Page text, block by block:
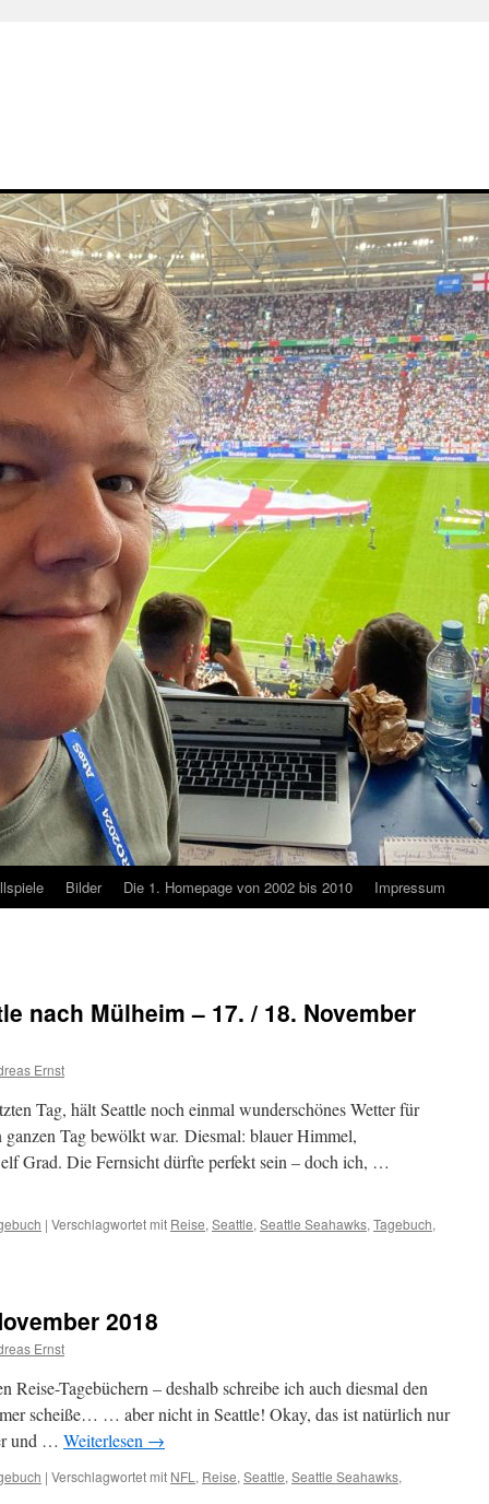
Bilder Die 1. Homepage von 2002 bis 2010 Impressum
nach Mülheim – 17. / 18. November
Ernst
Tag, hält Seattle noch einmal wunderschönes Wetter für
ganzen Tag bewölkt war. Diesmal: blauer Himmel,
Grad. Die Fernsicht dürfte perfekt sein – doch ich, …
| Verschlagwortet mit Reise, Seattle, Seattle Seahawks, Tagebuch,
2018
Ernst
Reise-Tagebüchern – deshalb schreibe ich auch diesmal den
scheiße… … aber nicht in Seattle! Okay, das ist natürlich nur
und … Weiterlesen →
| Verschlagwortet mit NFL , Reise, Seattle, Seattle Seahawks,